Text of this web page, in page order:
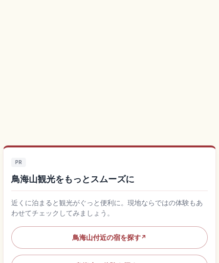
PR
鳥海山観光をもっとスムーズに
近くに泊まると観光がぐっと便利に。現地ならではの体験もあ
わせてチェックしてみましょう。
鳥海山付近の宿を探す↗